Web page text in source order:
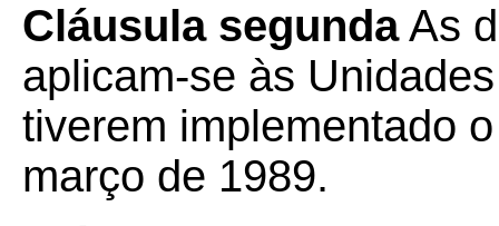
Cláusula segundaAs
aplicam-se às
tiverem implementado
março de 1989.